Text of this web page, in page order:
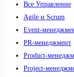
Все Управление
Agile и Scrum
Event-
PR-менеджмент
Product-
Project-